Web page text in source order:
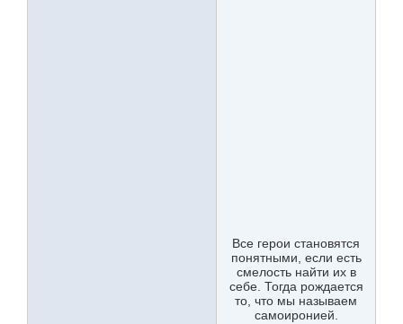
Все герои становятся
понятными, если есть
смелость найти их в
себе. Тогда рождается
то, что мы называем
самоиронией.